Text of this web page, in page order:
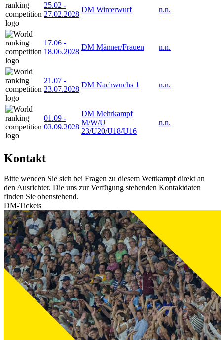
25.02 -
27.02.2028
DM Winterwurf n.n.
17.06 -
18.06.2028
DM Männer/Frauen n.n.
21.07 -
23.07.2028
DM Nachwuchs 1 n.n.
01.09 -
03.09.2028
DM Mehrkampf
M/W/U
23/U20/U18/U16
n.n.
Kontakt
Bitte wenden Sie sich bei Fragen zu diesem Wettkampf direkt an
den Ausrichter. Die uns zur Verfügung stehenden Kontaktdaten
finden Sie obenstehend.
DM-Tickets